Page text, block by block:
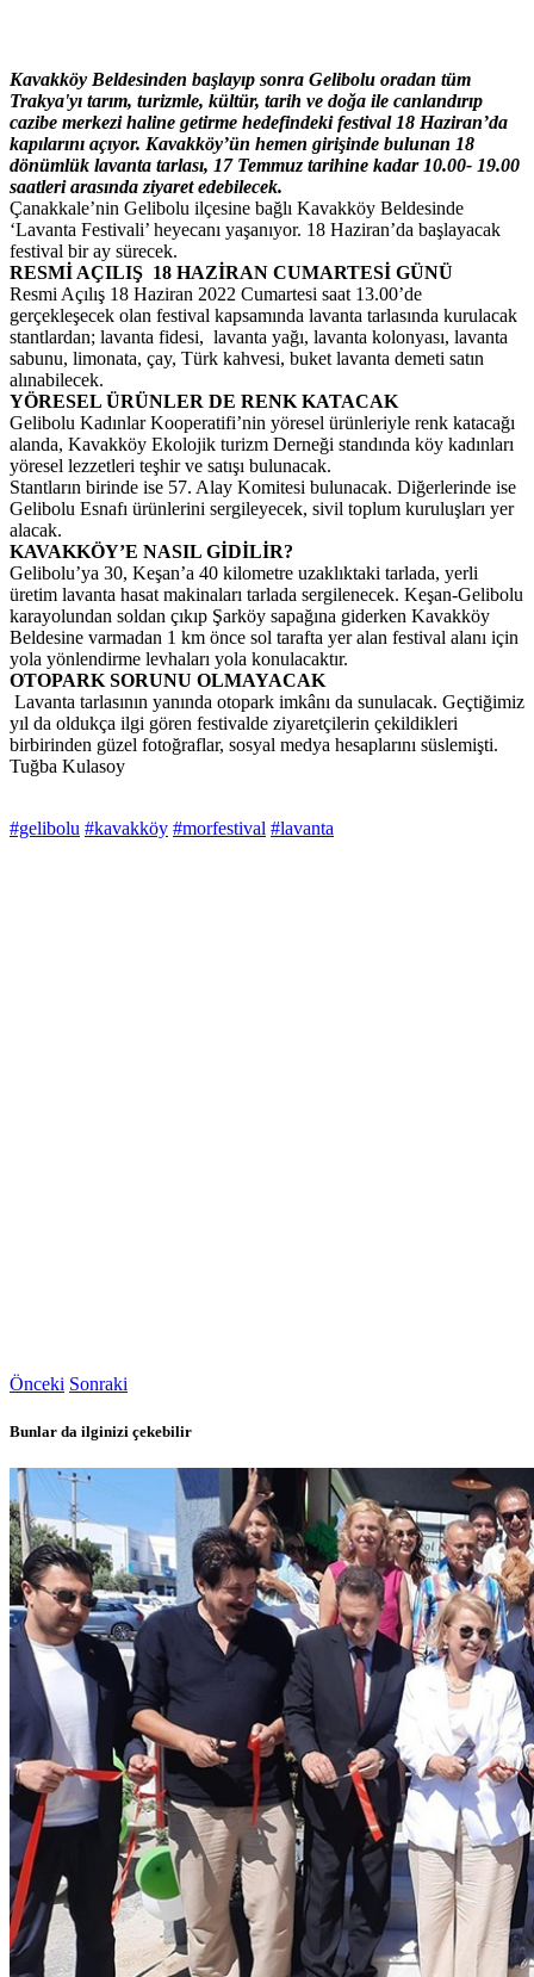
Kavakköy Beldesinden başlayıp sonra Gelibolu oradan tüm
Trakya'yı tarım, turizmle, kültür, tarih ve doğa ile canlandırıp
cazibe merkezi haline getirme hedefindeki festival 18 Haziran’da
kapılarını açıyor. Kavakköy’ün hemen girişinde bulunan 18
dönümlük lavanta tarlası, 17 Temmuz tarihine kadar 10.00- 19.00
saatleri arasında ziyaret edebilecek.
Çanakkale’nin Gelibolu ilçesine bağlı Kavakköy Beldesinde
‘Lavanta Festivali’ heyecanı yaşanıyor. 18 Haziran’da başlayacak
festival bir ay sürecek.
RESMİ AÇILIŞ 18 HAZİRAN CUMARTESİ GÜNÜ
Resmi Açılış 18 Haziran 2022 Cumartesi saat 13.00’de
gerçekleşecek olan festival kapsamında lavanta tarlasında kurulacak
stantlardan; lavanta fidesi, lavanta yağı, lavanta kolonyası, lavanta
sabunu, limonata, çay, Türk kahvesi, buket lavanta demeti satın
alınabilecek.
YÖRESEL ÜRÜNLER DE RENK KATACAK
Gelibolu Kadınlar Kooperatifi’nin yöresel ürünleriyle renk katacağı
alanda, Kavakköy Ekolojik turizm Derneği standında köy kadınları
yöresel lezzetleri teşhir ve satışı bulunacak.
Stantların birinde ise 57. Alay Komitesi bulunacak. Diğerlerinde ise
Gelibolu Esnafı ürünlerini sergileyecek, sivil toplum kuruluşları yer
alacak.
KAVAKKÖY’E NASIL GİDİLİR?
Gelibolu’ya 30, Keşan’a 40 kilometre uzaklıktaki tarlada, yerli
üretim lavanta hasat makinaları tarlada sergilenecek. Keşan-Gelibolu
karayolundan soldan çıkıp Şarköy sapağına giderken Kavakköy
Beldesine varmadan 1 km önce sol tarafta yer alan festival alanı için
yola yönlendirme levhaları yola konulacaktır.
OTOPARK SORUNU OLMAYACAK
Lavanta tarlasının yanında otopark imkânı da sunulacak. Geçtiğimiz
yıl da oldukça ilgi gören festivalde ziyaretçilerin çekildikleri
birbirinden güzel fotoğraflar, sosyal medya hesaplarını süslemişti.
Tuğba Kulasoy
#gelibolu #kavakköy #morfestival #lavanta
Önceki Sonraki
Bunlar da ilginizi çekebilir